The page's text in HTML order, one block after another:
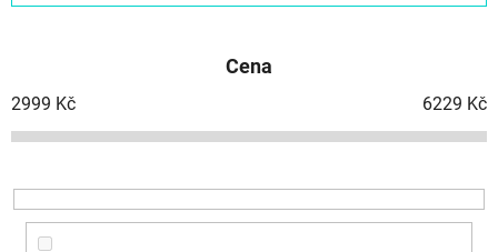
z
í
p
o
d
Cena
2999 Kč 6229 Kč